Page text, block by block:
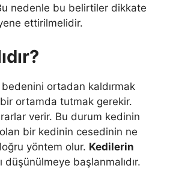
nedenle bu belirtiler dikkate
ettirilmelidir.
ortadan kaldırmak
bir ortamda tutmak gerekir.
verir. Bu durum kedinin
bir kedinin cesedinin ne
yöntem olur. Kedilerin
başlanmalıdır.